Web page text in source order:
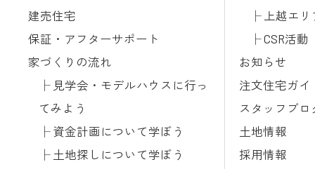
建売住宅
保証・アフターサポート
家づくりの流れ
見学会・モデルハウスに行っ
てみよう
資金計画について学ぼう
土地探しについて学ぼう
上越エリ
CSR活動
お知らせ
注文住宅ガイ
スタッフブロ
土地情報
採用情報